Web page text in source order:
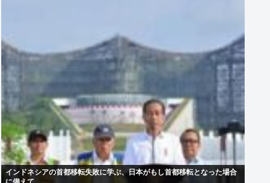
インドネシアの首都移転失敗に学ぶ、日本がもし首都移転となった場合